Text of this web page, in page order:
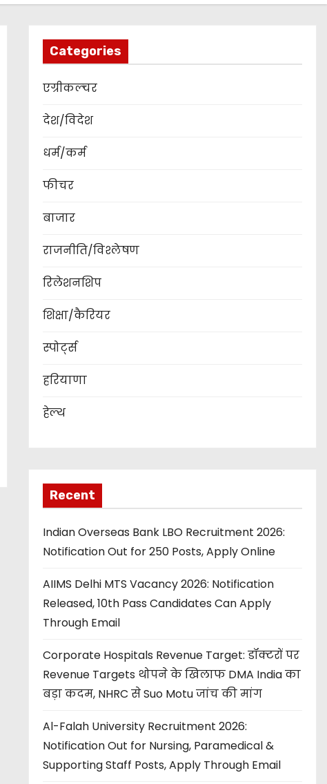
Categories
एग्रीकल्चर
देश/विदेश
धर्म/कर्म
फीचर
बाजार
राजनीति/विश्लेषण
रिलेशनशिप
शिक्षा/कैरियर
स्पोर्ट्स
हरियाणा
हेल्थ
Recent
Indian Overseas Bank LBO Recruitment 2026:
Notification Out for 250 Posts, Apply Online
AIIMS Delhi MTS Vacancy 2026: Notification
Released, 10th Pass Candidates Can Apply
Through Email
Corporate Hospitals Revenue Target: डॉक्टरों पर
Revenue Targets थोपने के खिलाफ DMA India का
बड़ा कदम, NHRC से Suo Motu जांच की मांग
Al-Falah University Recruitment 2026:
Notification Out for Nursing, Paramedical &
Supporting Staff Posts, Apply Through Email